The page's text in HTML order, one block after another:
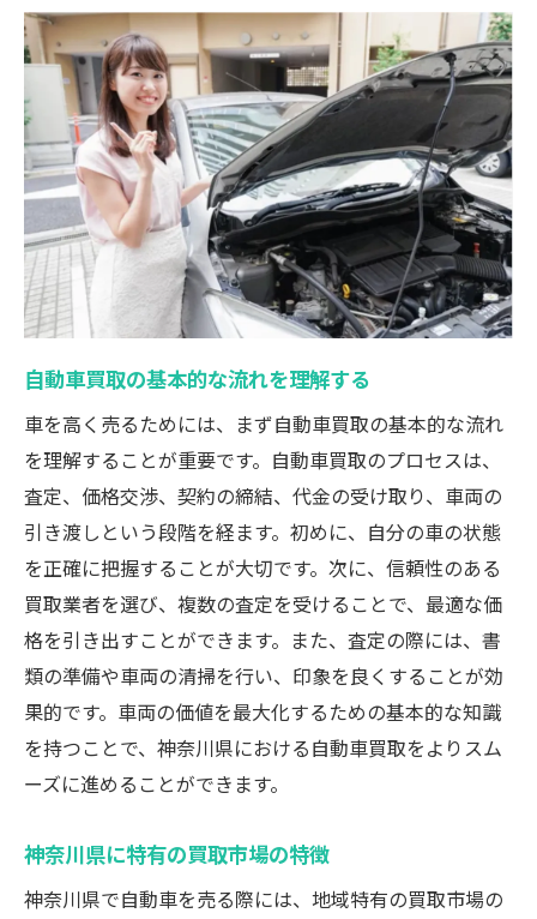
法とは
車のメンテナンスが査定に与える影響
買取前に行うべき車内外の清掃の重要性
事故履歴の透明性が査定に及ぼす効果
適正な走行距離の提示方法
オプションパーツの価値について知る
市場調査で得る競争力ある事前情報
複数業者への査定依頼が神奈川県での車売却を
成功に導く理由
複数の見積もりを取ることの利点
業者間の競争を活用した交渉術
神奈川県内での査定業者の選び方
オンライン査定を活用した価格比較の方法
効率的な業者の選定基準
査定額の差異から見る業者の特徴
ネット査定を活用して神奈川県で最も有利な買
取条件を引き出す方法
ネット査定のメリットとデメリット
神奈川県で信頼できる査定サイトの選び方
オンライン査定の結果をどのように活用す
インターネットを活用した査定の流れ
ネット査定での注意点と対策
自動車買取の基本的な流れを理解する
車を高く売るためには、まず自動車買取の基本的な流れ
を理解することが重要です。自動車買取のプロセスは、
査定、価格交渉、契約の締結、代金の受け取り、車両の
引き渡しという段階を経ます。初めに、自分の車の状態
を正確に把握することが大切です。次に、信頼性のある
買取業者を選び、複数の査定を受けることで、最適な価
格を引き出すことができます。また、査定の際には、書
類の準備や車両の清掃を行い、印象を良くすることが効
果的です。車両の価値を最大化するための基本的な知識
を持つことで、神奈川県における自動車買取をよりスム
ーズに進めることができます。
神奈川県に特有の買取市場の特徴
神奈川県で自動車を売る際には、地域特有の買取市場の